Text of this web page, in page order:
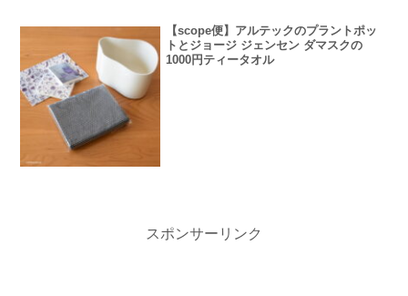
【scope便】アルテックのプラントポッ
トとジョージ ジェンセン ダマスクの
1000円ティータオル
スポンサーリンク